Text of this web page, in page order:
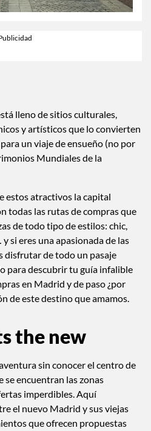
lleno de sitios culturales,
y artísticos que lo convierten
un viaje de ensueño (no por
Mundiales de la
estos atractivos la capital
todas las rutas de compras que
de todo tipo de estilos: chic,
si eres una apasionada de las
disfrutar de todo un pasaje
para descubrir tu guía infalible
en Madrid y de paso ¿por
de este destino que amamos.
the new
sin conocer el centro de
se encuentran las zonas
imperdibles. Aquí
el nuevo Madrid y sus viejas
que ofrecen propuestas